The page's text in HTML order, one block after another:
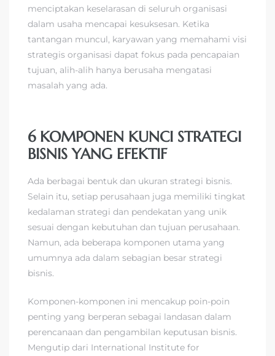
menciptakan keselarasan di seluruh organisasi
dalam usaha mencapai kesuksesan. Ketika
tantangan muncul, karyawan yang memahami visi
strategis organisasi dapat fokus pada pencapaian
tujuan, alih-alih hanya berusaha mengatasi
masalah yang ada.
6 KOMPONEN KUNCI STRATEGI
BISNIS YANG EFEKTIF
Ada berbagai bentuk dan ukuran strategi bisnis.
Selain itu, setiap perusahaan juga memiliki tingkat
kedalaman strategi dan pendekatan yang unik
sesuai dengan kebutuhan dan tujuan perusahaan.
Namun, ada beberapa komponen utama yang
umumnya ada dalam sebagian besar strategi
bisnis.
Komponen-komponen ini mencakup poin-poin
penting yang berperan sebagai landasan dalam
perencanaan dan pengambilan keputusan bisnis.
Mengutip dari International Institute for